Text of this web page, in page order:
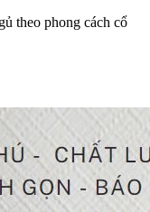
theo phong cách cổ